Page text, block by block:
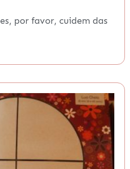
por favor, cuidem das